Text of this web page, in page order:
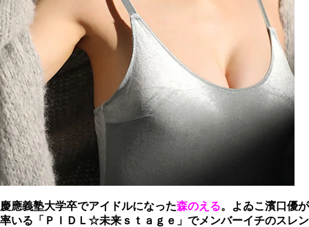
慶應義塾大学卒でアイドルになった森のえる。よゐこ濱口優が
率いる「ＰＩＤＬ☆未来ｓｔａｇｅ」でメンバーイチのスレン